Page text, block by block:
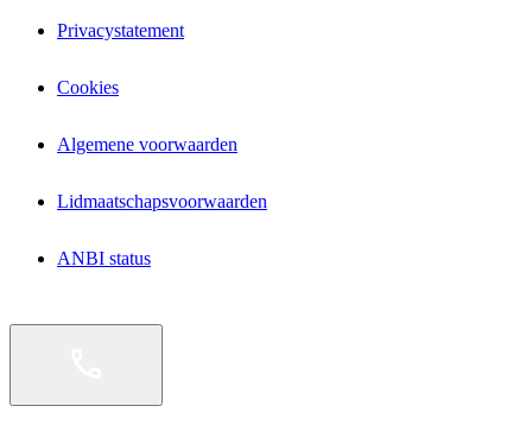
Privacystatement
Cookies
Algemene voorwaarden
Lidmaatschapsvoorwaarden
ANBI status